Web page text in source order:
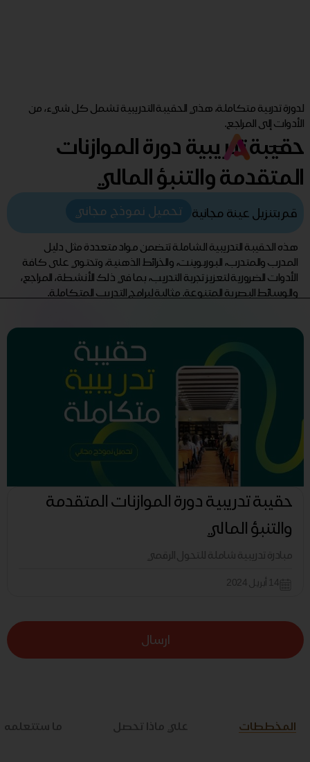
لدورة تدربية متكاملة، هذي الحقيبة التدريبية تشمل كل شيء، من
الأدوات إلى المراجع.
حقيبة تدريبية دورة الموازنات
المتقدمة والتنبؤ المالي
قم بتنزيل عينة مجانية تحميل نموذج مجاني
هذه الحقيبة التدريبية الشاملة تتضمن مواد متعددة مثل دليل
المدرب والمتدرب، البوربوينت، والخرائط الذهنية، وتحتوي على كافة
الأدوات الضرورية لتعزيز تجربة التدريب، بما في ذلك الأنشطة، المراجع،
والوسائط البصرية المتنوعة. مثالية لبرامج التدريب المتكاملة.
حقيبة تدريبية دورة الموازنات المتقدمة
والتنبؤ المالي
مبادرة تدريبية شاملة للتحول الرقمي
14 أبريل 2024
ارسال
المخططات علي ماذا تحصل ما ستتعلمه